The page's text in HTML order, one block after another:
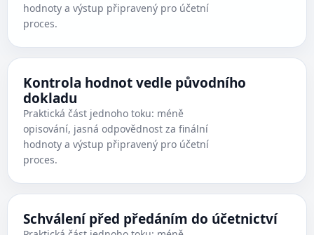
hodnoty a výstup připravený pro účetní
proces.
Kontrola hodnot vedle původního
dokladu
Praktická část jednoho toku: méně
opisování, jasná odpovědnost za finální
hodnoty a výstup připravený pro účetní
proces.
Schválení před předáním do účetnictví